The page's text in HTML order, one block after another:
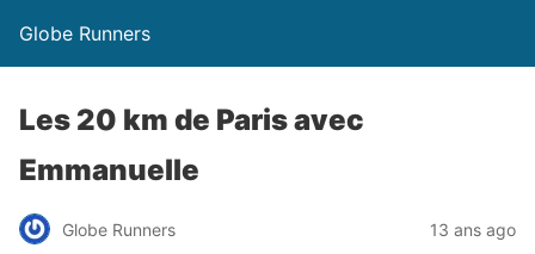
Globe Runners
Les 20 km de Paris avec
Emmanuelle
Globe Runners 13 ans ago